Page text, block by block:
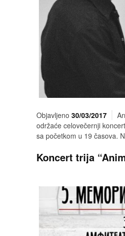
Objavljeno 30/03/2017
održaće celovečernji
sa početkom u 19 časova.
Koncert trija